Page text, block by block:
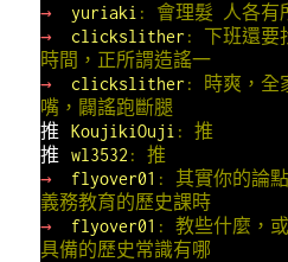
→
yuriaki : 會理髮 人各有
→
clickslither : 下班還要
時間，正所謂造謠一
→
clickslither : 時爽，全
嘴，闢謠跑斷腿
推
KoujikiOuji : 推
推
wl3532 : 推
→
flyover01 : 其實你的論
義務教育的歷史課時
→
flyover01 : 教些什麼，
具備的歷史常識有哪